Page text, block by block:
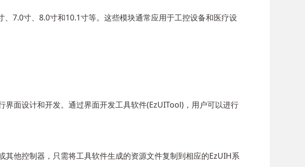
7.0寸、8.0寸和10.1寸等。这些模块通常应用于工控设备和医疗设
面设计和开发。通过界面开发工具软件(EzUITool)，用户可以进行
他控制器，只需将工具软件生成的资源文件复制到相应的EzUIH系